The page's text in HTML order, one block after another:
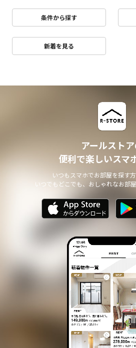
条件から探す
新着を見る
アールスト
便利で楽しいスマ
いつもスマホでお部屋を探す
いつでもどこでも、おしゃれなお部